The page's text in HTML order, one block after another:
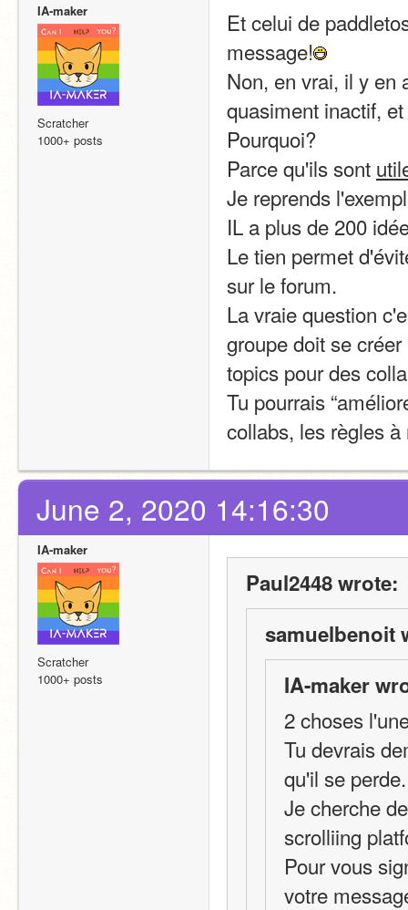
IA-maker
Scratcher
1000+ posts
Et celui de
message!
Non, en vrai, il y en
quasiment inactif,
Pourquoi?
Parce qu'ils sont
Je reprends
IL a plus de 200
Le tien permet
sur le forum.
La vraie question
groupe doit se
topics pour des
Tu pourrais
collabs, les règles
June 2, 2020 14:16:30
IA-maker
Scratcher
1000+ posts
Paul2448 wrote:
samuelbenoit
IA-maker
2 choses
Tu devrais
qu'il se perde.
Je cherche
scrolliing
Pour vous
votre